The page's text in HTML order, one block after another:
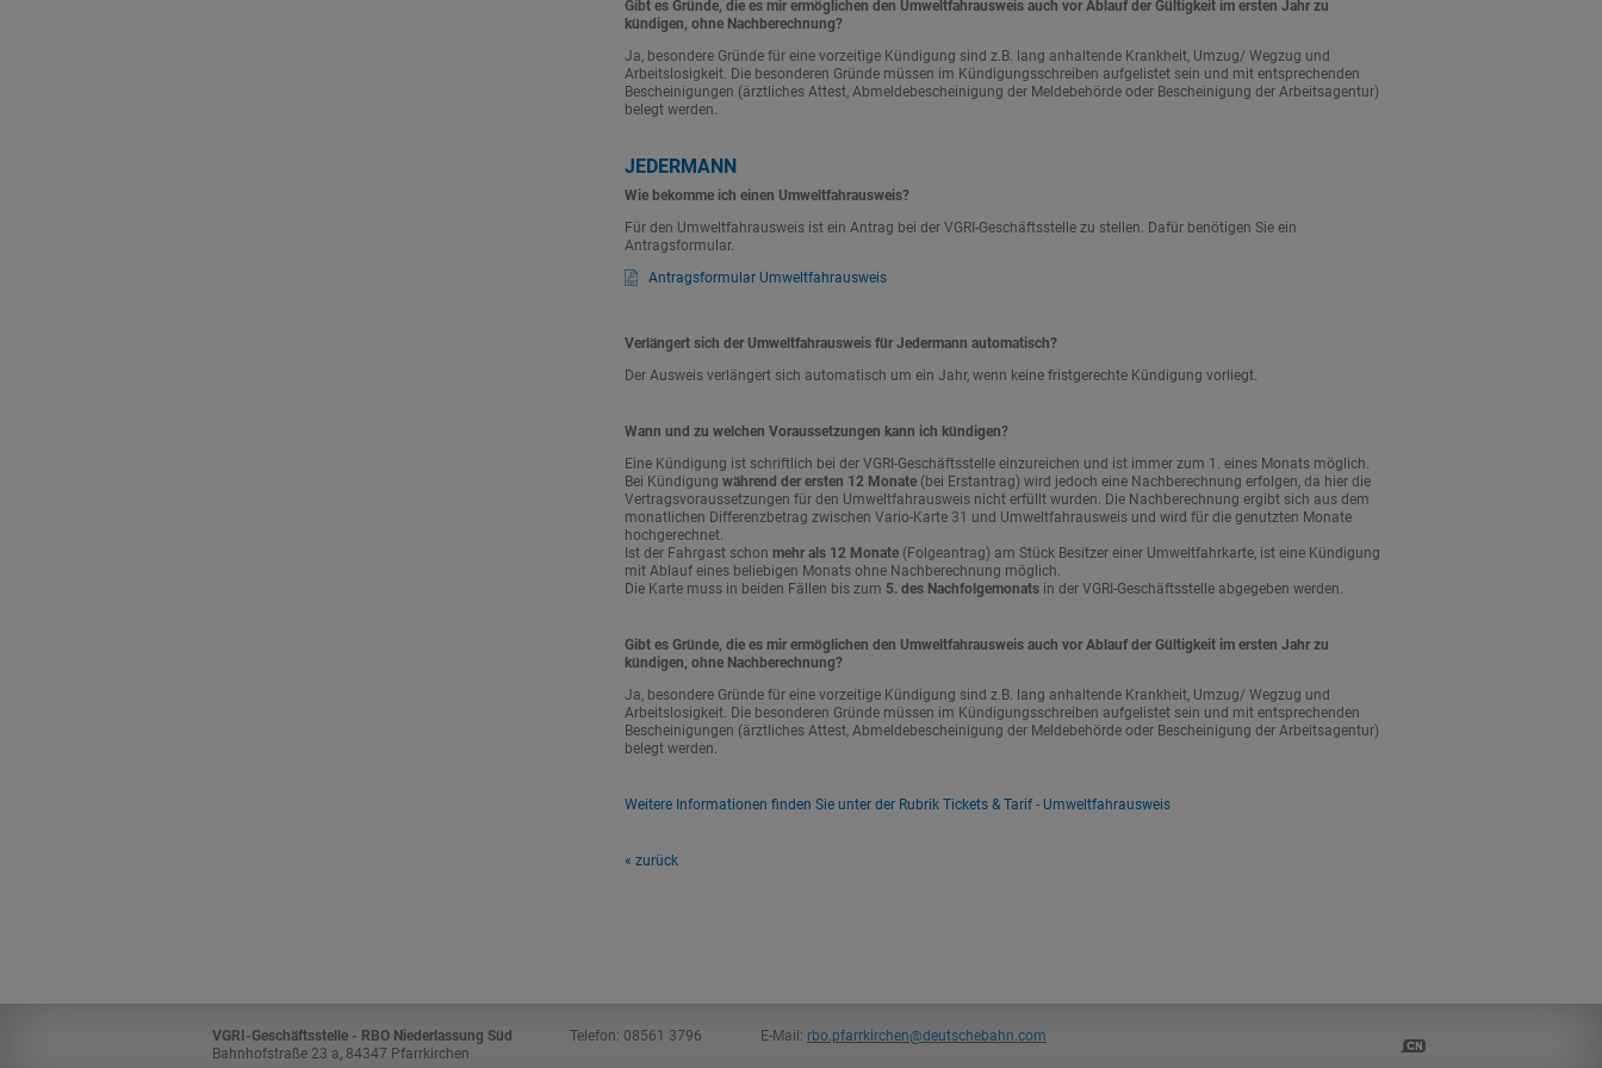
Gibt es Gründe, die es mir ermöglichen den Umweltfahrausweis auch vor Ablauf der Gültigkeit im ersten Jahr zu
kündigen, ohne Nachberechnung?
Ja, besondere Gründe für eine vorzeitige Kündigung sind z.B. lang anhaltende Krankheit, Umzug/ Wegzug und
Arbeitslosigkeit. Die besonderen Gründe müssen im Kündigungsschreiben aufgelistet sein und mit entsprechenden
Bescheinigungen (ärztliches Attest, Abmeldebescheinigung der Meldebehörde oder Bescheinigung der Arbeitsagentur)
belegt werden.
JEDERMANN
Wie bekomme ich einen Umweltfahrausweis?
Für den Umweltfahrausweis ist ein Antrag bei der VGRI-Geschäftsstelle zu stellen. Dafür benötigen Sie ein
Antragsformular.
Antragsformular Umweltfahrausweis
Verlängert sich der Umweltfahrausweis für Jedermann automatisch?
Der Ausweis verlängert sich automatisch um ein Jahr, wenn keine fristgerechte Kündigung vorliegt.
Wann und zu welchen Voraussetzungen kann ich kündigen?
Eine Kündigung ist schriftlich bei der VGRI-Geschäftsstelle einzureichen und ist immer zum 1. eines Monats möglich.
Bei Kündigung während der ersten 12 Monate(bei Erstantrag) wird jedoch eine Nachberechnung erfolgen, da hier die
Vertragsvoraussetzungen für den Umweltfahrausweis nicht erfüllt wurden. Die Nachberechnung ergibt sich aus dem
monatlichen Differenzbetrag zwischen Vario-Karte 31 und Umweltfahrausweis und wird für die genutzten Monate
hochgerechnet.
Ist der Fahrgast schon mehr als 12 Monate(Folgeantrag) am Stück Besitzer einer Umweltfahrkarte, ist eine Kündigung
mit Ablauf eines beliebigen Monats ohne Nachberechnung möglich.
Die Karte muss in beiden Fällen bis zum 5. des Nachfolgemonatsin der VGRI-Geschäftsstelle abgegeben werden.
Gibt es Gründe, die es mir ermöglichen den Umweltfahrausweis auch vor Ablauf der Gültigkeit im ersten Jahr zu
kündigen, ohne Nachberechnung?
Ja, besondere Gründe für eine vorzeitige Kündigung sind z.B. lang anhaltende Krankheit, Umzug/ Wegzug und
Arbeitslosigkeit. Die besonderen Gründe müssen im Kündigungsschreiben aufgelistet sein und mit entsprechenden
Bescheinigungen (ärztliches Attest, Abmeldebescheinigung der Meldebehörde oder Bescheinigung der Arbeitsagentur)
belegt werden.
Weitere Informationen finden Sie unter der Rubrik Tickets & Tarif - Umweltfahrausweis
« zurück
VGRI-Geschäftsstelle - RBO Niederlassung Süd
Bahnhofstraße 23 a, 84347 Pfarrkirchen
Telefon: 08561 3796 E-Mail: rbo.pfarrkirchen@deutschebahn.com